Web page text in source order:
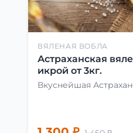
ВЯЛЕНАЯ ВОБЛА
Астраханская
икрой от 3кг.
Вкуснейшая